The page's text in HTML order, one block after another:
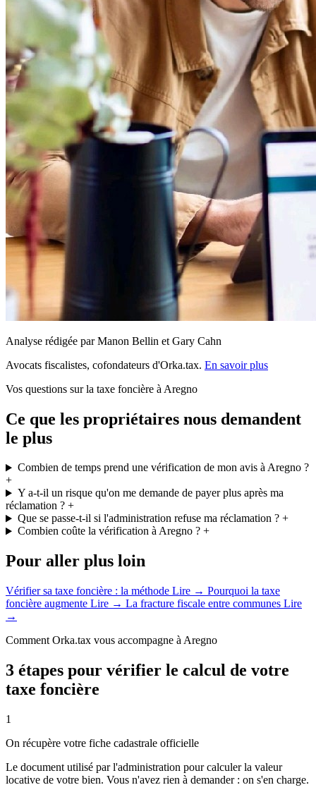
Analyse rédigée par Manon Bellin et Gary Cahn
Avocats fiscalistes, cofondateurs d'Orka.tax. En savoir plus
Vos questions sur la taxe foncière à Aregno
Ce que les propriétaires nous demandent
le plus
Combien de temps prend une vérification de mon avis à Aregno ?
+
Y a-t-il un risque qu'on me demande de payer plus après ma
réclamation ? +
Que se passe-t-il si l'administration refuse ma réclamation ?+
Combien coûte la vérification à Aregno ?+
Pour aller plus loin
Vérifier sa taxe foncière : la méthode Lire → Pourquoi la taxe
foncière augmente Lire → La fracture fiscale entre communes Lire
→
Comment Orka.tax vous accompagne à Aregno
3 étapes pour vérifier le calcul de votre
taxe foncière
1
On récupère votre fiche cadastrale officielle
Le document utilisé par l'administration pour calculer la valeur
locative de votre bien. Vous n'avez rien à demander : on s'en charge.